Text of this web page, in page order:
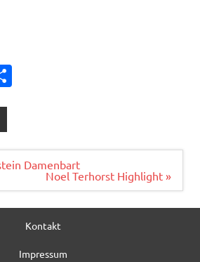
n
Damenbart
Noel Terhorst Highlight »
Kontakt
Impressum